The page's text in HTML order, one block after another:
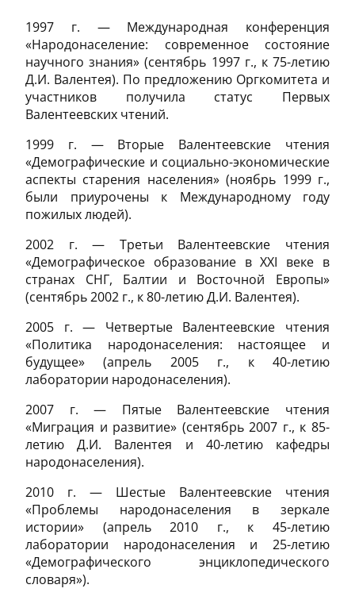
1997 г. — Международная конференция
«Народонаселение: современное состояние
научного знания» (сентябрь 1997 г., к 75-летию
Д.И. Валентея). По предложению Оргкомитета и
участников получила статус Первых
Валентеевских чтений.
1999 г. — Вторые Валентеевские чтения
«Демографические и социально-экономические
аспекты старения населения» (ноябрь 1999 г.,
были приурочены к Международному году
пожилых людей).
2002 г. — Третьи Валентеевские чтения
«Демографическое образование в XXI веке в
странах СНГ, Балтии и Восточной Европы»
(сентябрь 2002 г., к 80-летию Д.И. Валентея).
2005 г. — Четвертые Валентеевские чтения
«Политика народонаселения: настоящее и
будущее» (апрель 2005 г., к 40-летию
лаборатории народонаселения).
2007 г. — Пятые Валентеевские чтения
«Миграция и развитие» (сентябрь 2007 г., к 85-
летию Д.И. Валентея и 40-летию кафедры
народонаселения).
2010 г. — Шестые Валентеевские чтения
«Проблемы народонаселения в зеркале
истории» (апрель 2010 г., к 45-летию
лаборатории народонаселения и 25-летию
«Демографического энциклопедического
словаря»).